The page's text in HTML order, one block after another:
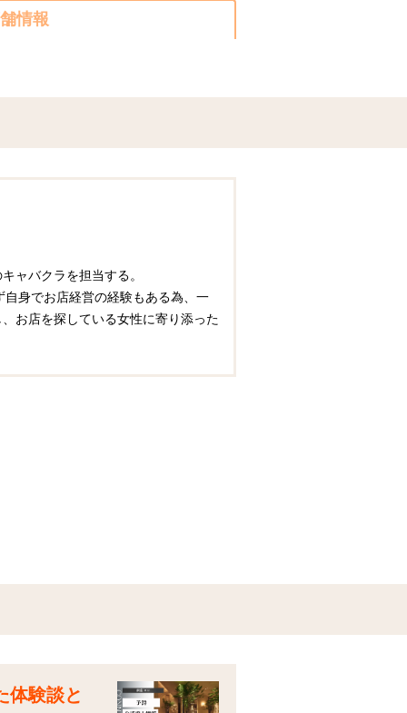
情報
ャバクラを担当する。
身でお店経営の経験もある為、一
お店を探している女性に寄り添った
体験談と